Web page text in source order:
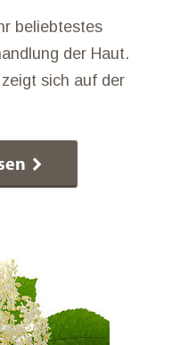
beliebtestes
der Haut.
sich auf der